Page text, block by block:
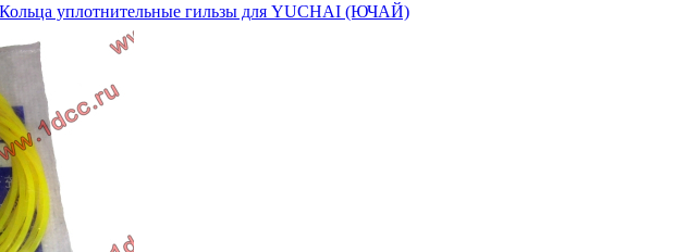
Кольца уплотнительные гильзы для YUCHAI (ЮЧАЙ)